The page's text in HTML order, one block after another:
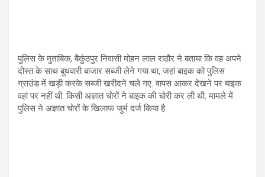
पुलिस के मुताबिक, बैकुंठपुर निवासी मोहन लाल राठौर ने बताया कि वह अपने
दोस्त के साथ बुधवारी बाजार सब्जी लेने गया था, जहां बाइक को पुलिस
ग्राउंड में खड़ी करके सब्जी खरीदने चले गए. वापस आकर देखने पर बाइक
वहां पर नहीं थी. किसी अज्ञात चोरों ने बाइक की चोरी कर ली थी. मामले में
पुलिस ने अज्ञात चोरों के खिलाफ जुर्म दर्ज किया है.